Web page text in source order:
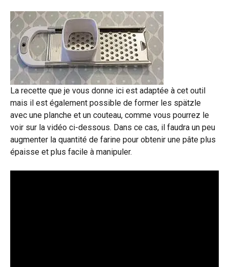
La recette que je vous donne ici est adaptée à cet outil
mais il est également possible de former les spätzle
avec une planche et un couteau, comme vous pourrez le
voir sur la vidéo ci-dessous. Dans ce cas, il faudra un peu
augmenter la quantité de farine pour obtenir une pâte plus
épaisse et plus facile à manipuler.